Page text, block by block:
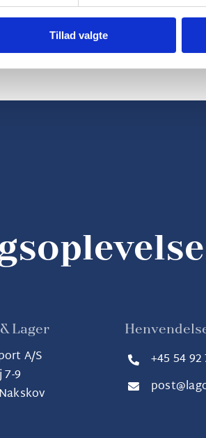
Tillad valgte
både til hverdagsnydelse
Lager
A/S
9
+45 54 92